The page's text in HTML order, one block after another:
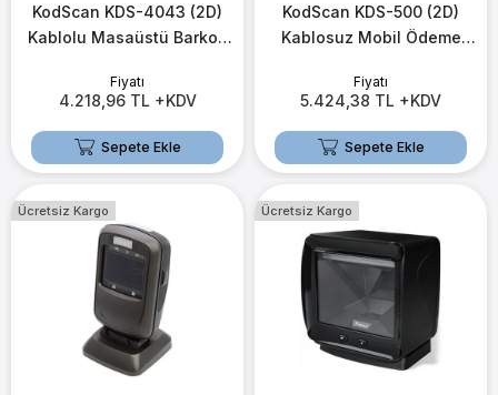
KodScan KDS-4043 (2D)
Kablolu Masaüstü Barkod
Fiyatı
4.218,96 TL +KDV
Sepete Ekle
KodScan KDS-500 (2D)
Kablosuz Mobil Ödeme
(USB+Bluetooth)
Fiyatı
5.424,38 TL +KDV
Sepete Ekle
Ücretsiz Kargo Ücretsiz Kargo